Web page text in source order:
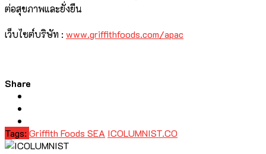
ต่อสุขภาพและยั่งยืน
เว็บไซต์บริษัท : www.griffithfoods.com/apac
Share
Tags: Griffith Foods SEA ICOLUMNIST.CO